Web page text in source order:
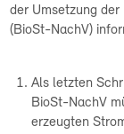
der Umsetzung
(BioSt-NachV)
Als letzten
BioSt-NachV
erzeugten